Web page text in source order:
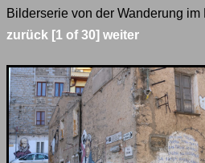
Bilderserie von der Wanderung
zurück [1 of 30] weiter